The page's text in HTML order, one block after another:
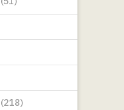
(218)